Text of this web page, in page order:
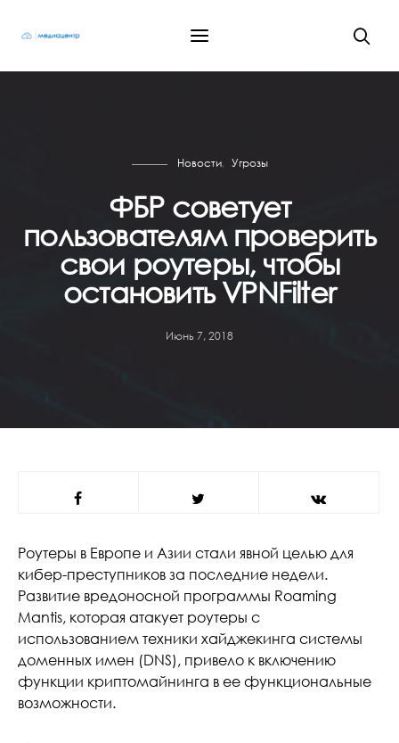
Новости Угрозы
ФБР советует
пользователям проверить
свои роутеры, чтобы
остановить VPNFilter
Июнь 7, 2018
Роутеры в Европе и Азии стали явной целью для
кибер-преступников за последние недели.
Развитие вредоносной программы Roaming
Mantis, которая атакует роутеры с
использованием техники хайджекинга системы
доменных имен (DNS), привело к включению
функции криптомайнинга в ее функциональные
возможности.